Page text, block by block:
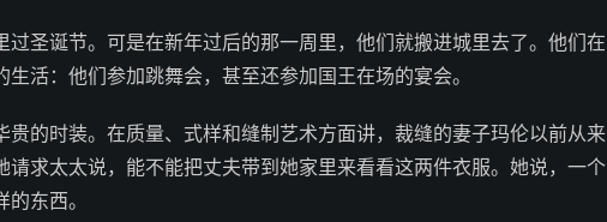
圣诞节。可是在新年过后的那一周里，他们就搬进城里去了。他们在
活：他们参加跳舞会，甚至还参加国王在场的宴会。
的时装。在质量、式样和缝制艺术方面讲，裁缝的妻子玛伦以前从来
请求太太说，能不能把丈夫带到她家里来看看这两件衣服。她说，一个
东西。